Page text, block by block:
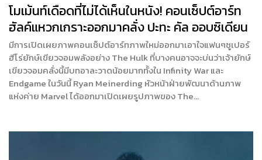
โมเม้นท์เดือดที่ไม่ได้เห็นในหนัง! คอนเซ็ปต์อาร์ท
ฮัลค์แหวกเกราะออกมาคลั่ง ปะทะ คัล ออบซิเดียน
มีการเปิดเผยภาพคอนเซ็ปต์อาร์ทภาพใหม่ออกมาเอาใจแฟนๆซูเปอร์
ฮีโร่ยักษ์เขียวจอมพลังอย่าง The Hulk ที่บางคนอาจจะบ่นว่าเจ้ายักษ์
เขียวจอมคลั่งนี้มีบทอาละวาดน้อยมากทั้งใน Infinity War และ
Endgame ในวันนี้ Ryan Meinerding หัวหน้าฝ่ายพัฒนาด้านภาพ
แห่งค่าย Marvel ได้ออกมาเปิดเผยรูปภาพของ The…